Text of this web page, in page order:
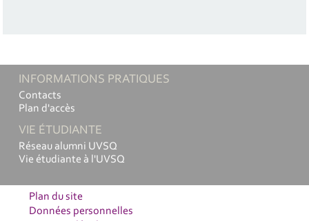
INFORMATIONS PRATIQUES
Contacts
Plan d'accès
VIE ÉTUDIANTE
Réseau alumni UVSQ
Vie étudiante à l'UVSQ
Plan du site
Données personnelles